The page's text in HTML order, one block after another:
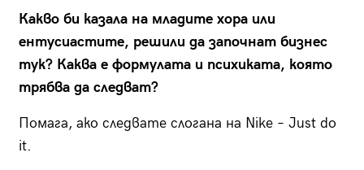
Какво би казала на младите хора или
ентусиастите, решили да започнат бизнес
тук? Каква е формулата и психиката, която
трябва да следват?
Помага, ако следвате слогана на Nike – Just do
it.